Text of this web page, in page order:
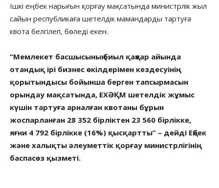
Ішкі еңбек нарығын қорғау мақсатында министрлік жыл
сайын республикаға шетелдік мамандарды тартуға
квота белгілеп, бөледі екен.
“Мемлекет басшысының биыл қаңтар айында
отандық ірі бизнес өкілдерімен кездесуінің
қорытындысы бойынша берген тапсырмасын
орындау мақсатында, ЕХӘҚМ шетелдік жұмыс
күшін тартуға арналған квотаны бұрын
жоспарланған 28 352 бірліктен 23 560 бірлікке,
яғни 4 792 бірлікке (16%) қысқартты” – дейді Еңбек
және халықты әлеуметтік қорғау министрлігінің
баспасөз қызметі.